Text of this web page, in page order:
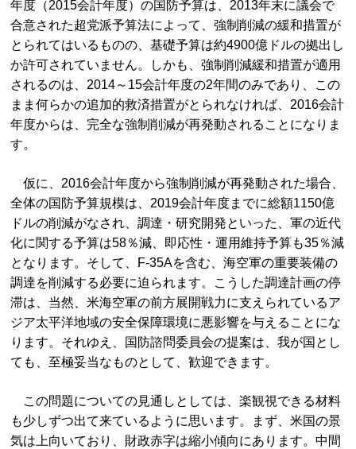
年度（2015会計年度）の国防予算は、2013年末に議会で
合意された超党派予算法によって、強制削減の緩和措置が
とられてはいるものの、基礎予算は約4900億ドルの拠出し
か許可されていません。しかも、強制削減緩和措置が適用
されるのは、2014～15会計年度の2年間のみであり、この
まま何らかの追加的救済措置がとられなければ、2016会計
年度からは、完全な強制削減が再発動されることになりま
す。
仮に、2016会計年度から強制削減が再発動された場合、
全体の国防予算規模は、2019会計年度までに総額1150億
ドルの削減がなされ、調達・研究開発といった、軍の近代
化に関する予算は58％減、即応性・運用維持予算も35％減
となります。そして、F-35Aを含む、海空軍の重要装備の
調達を削減する必要に迫られます。こうした調達計画の停
滞は、当然、米海空軍の前方展開戦力に支えられているア
ジア太平洋地域の安全保障環境に悪影響を与えることにな
ります。それゆえ、国防諮問委員会の提案は、我が国とし
ても、至極妥当なものとして、歓迎できます。
この問題についての見通しとしては、楽観視できる材料
も少しずつ出て来ているように思います。まず、米国の景
気は上向いており、財政赤字は縮小傾向にあります。中間